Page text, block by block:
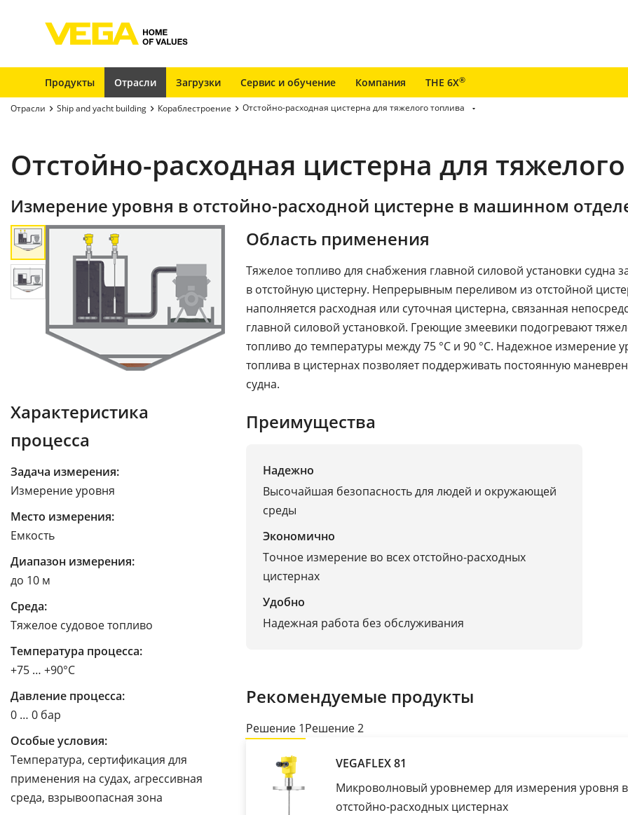
Продукты Отрасли Загрузки Сервис и обучение Компания THE 6X®
Отрасли Ship and yacht building Кораблестроение Отстойно-расходная цистерна для тяжелого топлива
Отстойно-расходная цистерна для
Измерение уровня в отстойно-расходной цистерне в машинном
Характеристика
процесса
Задача измерения:
Измерение уровня
Место измерения:
Емкость
Диапазон измерения:
до 10 м
Среда:
Тяжелое судовое топливо
Температура процесса:
+75 … +90°C
Давление процесса:
0 … 0 бар
Особые условия:
Температура, сертификация для
применения на судах, агрессивная
среда, взрывоопасная зона
Область применения
Тяжелое топливо для снабжения главной силовой установки судна
в отстойную цистерну. Непрерывным переливом из отстойной
наполняется расходная или суточная цистерна, связанная
главной силовой установкой. Греющие змеевики подогревают
топливо до температуры между 75 °C и 90 °C. Надежное измерение
топлива в цистернах позволяет поддерживать постоянную
судна.
Преимущества
Надежно
Высочайшая безопасность для людей и окружающей
среды
Экономично
Точное измерение во всех отстойно-расходных
цистернах
Удобно
Надежная работа без обслуживания
Рекомендуемые продукты
Решение 1Решение 2
VEGAFLEX 81
Микроволновый уровнемер для измерения уровня в
отстойно-расходных цистернах